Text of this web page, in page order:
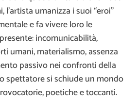
umanizza i suoi “eroi”
e fa vivere loro le
incomunicabilità,
umani, materialismo, assenza
passivo nei confronti della
spettatore si schiude un mondo
poetiche e toccanti.